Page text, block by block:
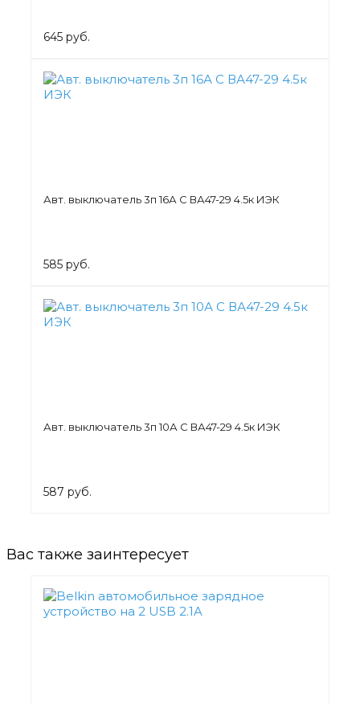
645 руб.
Авт. выключатель 3п 16А С ВА47-29 4.5к ИЭК
585 руб.
Авт. выключатель 3п 10А С ВА47-29 4.5к ИЭК
587 руб.
Вас также заинтересует